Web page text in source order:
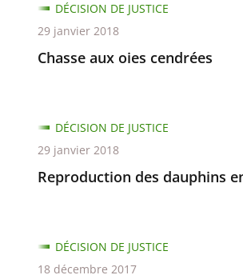
Triangle
»
Chasse aux oies cendrées
DÉCISION DE JUSTICE
29 janvier 2018
Reproduction des dauphins
DÉCISION DE JUSTICE
29 janvier 2018
DÉCISION DE JUSTICE
18 décembre 2017